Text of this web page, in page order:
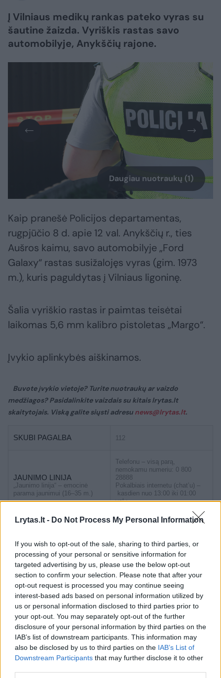
Lrytas.lt - Do Not Process My Personal Information
If you wish to opt-out of the sale, sharing to third parties, or
processing of your personal or sensitive information for
targeted advertising by us, please use the below opt-out
section to confirm your selection. Please note that after your
opt-out request is processed you may continue seeing
interest-based ads based on personal information utilized by
us or personal information disclosed to third parties prior to
your opt-out. You may separately opt-out of the further
disclosure of your personal information by third parties on the
IAB’s list of downstream participants. This information may
also be disclosed by us to third parties on the IAB’s List of
Downstream Participants that may further disclose it to other
Į Vilniaus medikų rankas pateko vyras su
šautine žaizda. Vyriškis rastas savo
automobilyje, Anykščių rajone.
Daugiau nuotraukų (1)
Kaip pranešė Policijos departamentas,
rugpjūčio 8 d. apie 12 val. Anykščių r., ties
Aušros kaimu, savo automobilyje „Ford
Galaxy“ rastas susižalojęs vyras (gim. 1973
m.), kuris paguldytas į Vilniaus ligoninę.
Šalia vyriškio rastas ir paimtas teisėtai
laikomas 5,6 mm kalibro pistoletas „Margo“.
Įvykio aplinkybės aiškinamos.
Buvote įvykio vietoje? Turite nuotraukų ar vaizdo
medžiagos? Pasidalinkite vaizdais su kitais lrytas.lt
skaitytojais. Viską galite siųsti adresu news@lrytas.lt.
SKUBI PAGALBA 112
JAUNIMO LINIJA
„Jaunimo linija“ – emocinė
parama jaunimui (16–35 m.)
Telefonu – visą parą,
nemokamu numeriu: 0 800
28888
Pokalbiais internetu (chat’u) –
kasdien nuo 13:00 iki 01:00
val.:
emocinę sveikatą ir
psichologinę pagalbą
www.pagalbasau.lt
PSICHOLOGINIŲ KRIZIŲ
PAGALBOS CENTRAS
Psichologinių krizių valdymo
paslaugos teikiamos asmenų
grupėms įvykus kriziniam
įvykiui, kai ūmiai pasireiškia
psichologinė krizė
1815 (I–V 9.00–19.00 val., VI
9.00–15.00 val.)
https://www.hi.lt/psichologiniu-
kriziu-pagalbos-centras-tel-
1815/
Asmens sveikatos priežiūros
specialistams ir sveikatos mokslų
nemokamos, konfidencialios ir
+370 606 07205